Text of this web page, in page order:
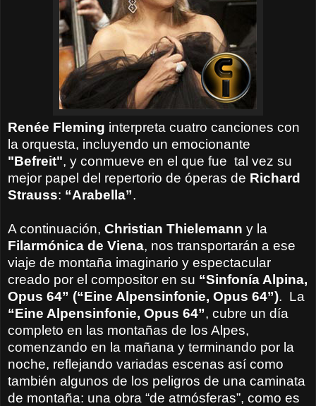
Renée Fleming interpreta cuatro canciones con
la orquesta, incluyendo un emocionante
"Befreit", y conmueve en el que fue tal vez su
mejor papel del repertorio de óperas de Richard
Strauss: “Arabella”.
A continuación, Christian Thielemann y la
Filarmónica de Viena, nos transportarán a ese
viaje de montaña imaginario y espectacular
creado por el compositor en su “Sinfonía Alpina,
Opus 64” (“Eine Alpensinfonie, Opus 64”). La
“Eine Alpensinfonie, Opus 64”, cubre un día
completo en las montañas de los Alpes,
comenzando en la mañana y terminando por la
noche, reflejando variadas escenas así como
también algunos de los peligros de una caminata
de montaña: una obra “de atmósferas”, como es